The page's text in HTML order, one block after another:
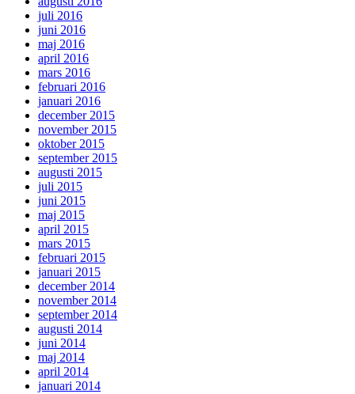
juli 2016
juni 2016
maj 2016
april 2016
mars 2016
februari 2016
januari 2016
december 2015
november 2015
oktober 2015
september 2015
augusti 2015
juli 2015
juni 2015
maj 2015
april 2015
mars 2015
februari 2015
januari 2015
december 2014
november 2014
september 2014
augusti 2014
juni 2014
maj 2014
april 2014
januari 2014